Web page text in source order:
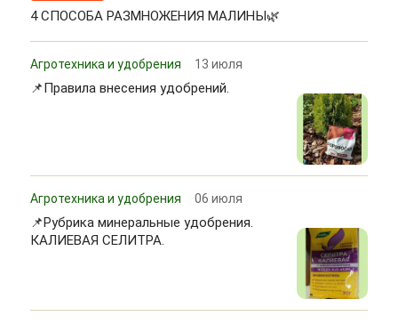
4 СПОСОБА РАЗМНОЖЕНИЯ МАЛИНЫ🌿
Агротехника и удобрения 13 июля
📌Правила внесения удобрений.
Агротехника и удобрения 06 июля
📌Рубрика минеральные удобрения.
КАЛИЕВАЯ СЕЛИТРА.